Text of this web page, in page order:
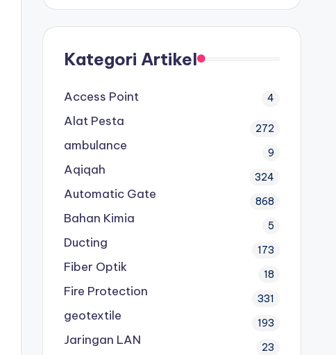
Kategori Artikel
Access Point 4
Alat Pesta 272
ambulance 9
Aqiqah 324
Automatic Gate 868
Bahan Kimia 5
Ducting 173
Fiber Optik 18
Fire Protection 331
geotextile 193
Jaringan LAN 23